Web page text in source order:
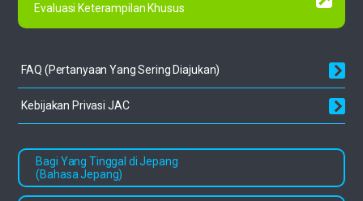
Evaluasi Keterampilan Khusus
FAQ (Pertanyaan Yang Sering Diajukan)
Kebijakan Privasi JAC
Bagi Yang Tinggal di Jepang
(Bahasa Jepang)